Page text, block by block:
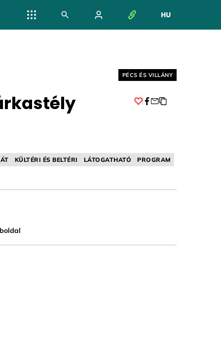
HU
NYELV
Helyszín címkék:
PÉCS ÉS VILLÁNY
KÜLTÉRI ÉS BELTÉRI LÁTOGATHATÓ
PROGRAM